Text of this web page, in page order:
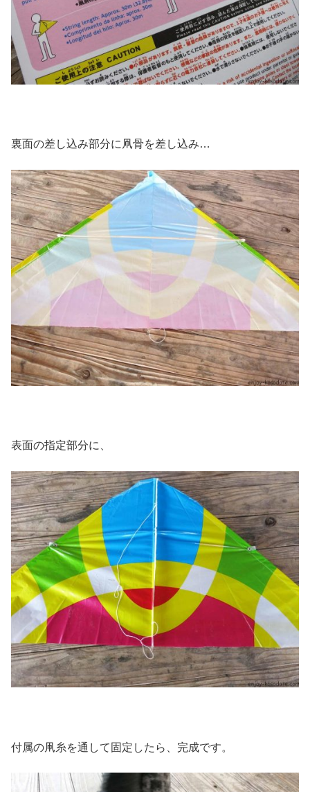
裏面の差し込み部分に凧骨を差し込み…
表面の指定部分に、
付属の凧糸を通して固定したら、完成です。